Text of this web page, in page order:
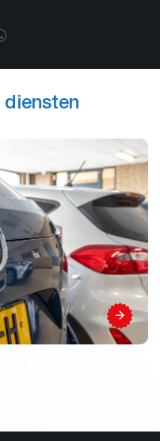
diensten